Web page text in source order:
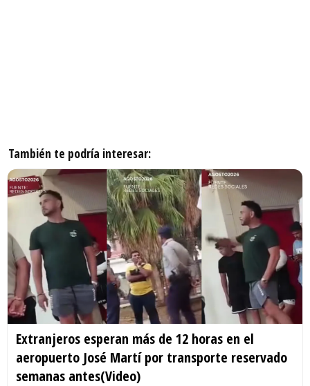
También te podría interesar:
Extranjeros esperan más de 12 horas en el
aeropuerto José Martí por transporte reservado
semanas antes(Video)